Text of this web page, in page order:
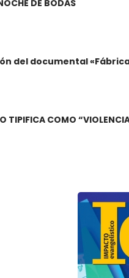
DE BODAS
del documental
TIPIFICA COMO